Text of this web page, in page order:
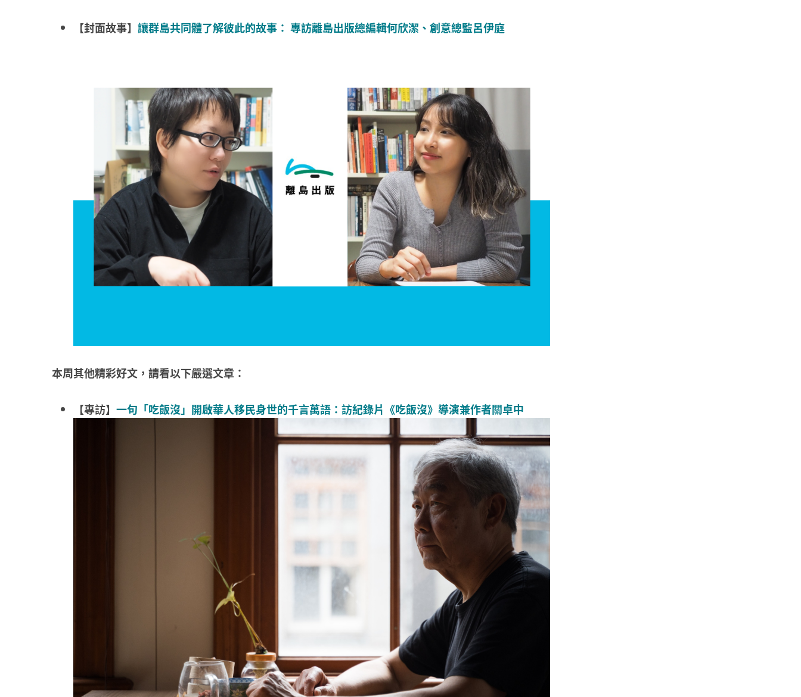
【封面故事】 讓群島共同體了解彼此的故事： 專訪離島出版總編輯何欣潔、創意總監呂伊庭
本周其他精彩好文，請看以下嚴選文章：
【專訪】 一句「吃飯沒」開啟華人移民身世的千言萬語：訪紀錄片《吃飯沒》導演兼作者關卓中